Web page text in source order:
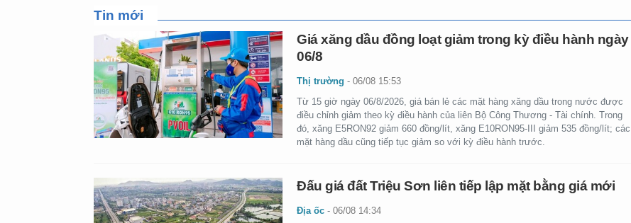
Tin mới
Giá xăng dầu đồng loạt giảm trong kỳ điều hành ngày
06/8
Thị trường -06/08 15:53
Từ 15 giờ ngày 06/8/2026, giá bán lẻ các mặt hàng xăng dầu trong nước được
điều chỉnh giảm theo kỳ điều hành của liên Bộ Công Thương - Tài chính. Trong
đó, xăng E5RON92 giảm 660 đồng/lít, xăng E10RON95-III giảm 535 đồng/lít; các
mặt hàng dầu cũng tiếp tục giảm so với kỳ điều hành trước.
Đấu giá đất Triệu Sơn liên tiếp lập mặt bằng giá mới
Địa ốc -06/08 14:34